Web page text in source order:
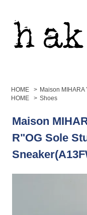
HOME > Maison MIHARA
HOME
> Shoes
Maison
R"OG Sole